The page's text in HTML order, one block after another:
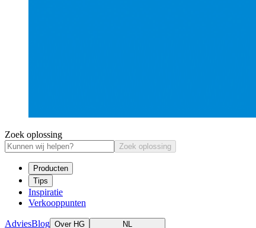
Zoek oplossing
Zoek oplossing
Producten
Tips
Inspiratie
Verkooppunten
AdviesBlog Over HG NL